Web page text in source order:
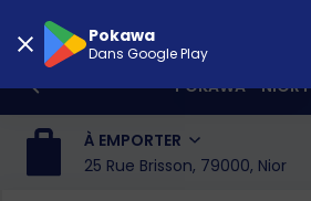
Pokawa
Dans Google Play
POKAWA - NIORT
À EMPORTER
25 Rue Brisson, 79000, Niort